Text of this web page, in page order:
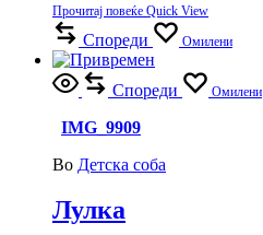
Прочитај повеќе Quick View
Спореди Омилени
Спореди Омилени
IMG_9909
Во Детска соба
Лулка